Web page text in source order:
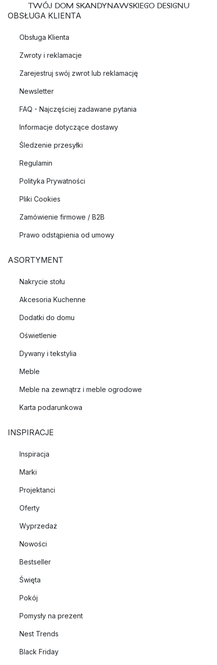
TWÓJ DOM SKANDYNAWSKIEGO DESIGNU
OBSŁUGA KLIENTA
Obsługa Klienta
Zwroty i reklamacje
Zarejestruj swój zwrot lub reklamację
Newsletter
FAQ - Najczęściej zadawane pytania
Informacje dotyczące dostawy
Śledzenie przesyłki
Regulamin
Polityka Prywatności
Pliki Cookies
Zamówienie firmowe / B2B
Prawo odstąpienia od umowy
ASORTYMENT
Nakrycie stołu
Akcesoria Kuchenne
Dodatki do domu
Oświetlenie
Dywany i tekstylia
Meble
Meble na zewnątrz i meble ogrodowe
Karta podarunkowa
INSPIRACJE
Inspiracja
Marki
Projektanci
Oferty
Wyprzedaż
Nowości
Bestseller
Święta
Pokój
Pomysły na prezent
Nest Trends
Black Friday